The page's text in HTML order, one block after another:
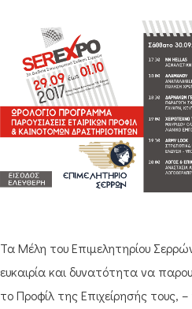
Τα Μέλη του Επιμελητηρίου
ευκαιρία και δυνατότητα να
το Προφίλ της Επιχείρησής τους,